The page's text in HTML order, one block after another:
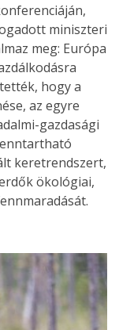
miniszteri
meg: Európa
hogy a
az egyre
gazdasági
keretrendszert,
ökológiai,